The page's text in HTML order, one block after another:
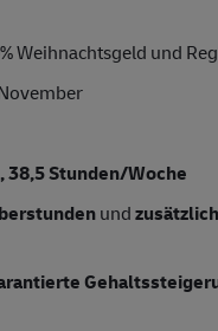
Weihnachtsgeld und
,38,5Stunden/Woche
und